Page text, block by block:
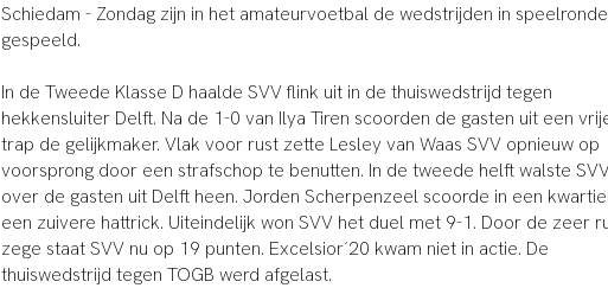
Schiedam - Zondag zijn in het amateurvoetbal de wedstrijden in
gespeeld.
In de Tweede Klasse D haalde SVV flink uit in de thuiswedstrijd tegen
hekkensluiter Delft. Na de 1-0 van Ilya Tiren scoorden de gasten uit een
trap de gelijkmaker. Vlak voor rust zette Lesley van Waas SVV opnieuw op
voorsprong door een strafschop te benutten. In de tweede helft walste
over de gasten uit Delft heen. Jorden Scherpenzeel scoorde in een
een zuivere hattrick. Uiteindelijk won SVV het duel met 9-1. Door de zeer
zege staat SVV nu op 19 punten. Excelsior´20 kwam niet in actie. De
thuiswedstrijd tegen TOGB werd afgelast.